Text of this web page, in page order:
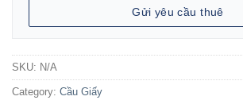
Gửi yêu cầu thuê
SKU: N/A
Category: Cầu Giấy